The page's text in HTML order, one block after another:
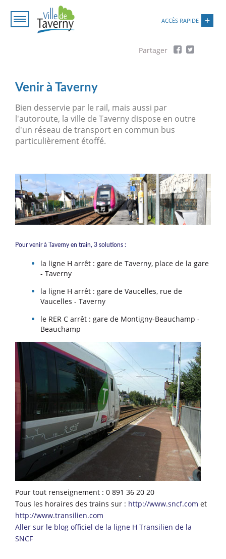
contenu
ACCÈS RAPIDE
Venir à Taverny
Bien desservie par le rail, mais aussi par
l'autoroute, la ville de Taverny dispose en outre
d'un réseau de transport en commun bus
particulièrement étoffé.
Pour venir à Taverny en train, 3 solutions :
la ligne H arrêt : gare de Taverny, place de la gare
- Taverny
la ligne H arrêt : gare de Vaucelles, rue de
Vaucelles - Taverny
le RER C arrêt : gare de Montigny-Beauchamp -
Beauchamp
Pour tout renseignement : 0 891 36 20 20
Tous les horaires des trains sur : http://www.sncf.com et
http://www.transilien.com
Aller sur le blog officiel de la ligne H Transilien de la
SNCF
Paramétrer les cookies